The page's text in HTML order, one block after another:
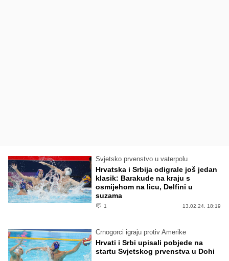
Svjetsko prvenstvo u vaterpolu
Hrvatska i Srbija odigrale još jedan
klasik: Barakude na kraju s
osmijehom na licu, Delfini u
suzama
1 13.02.24. 18:19
Crnogorci igraju protiv Amerike
Hrvati i Srbi upisali pobjede na
startu Svjetskog prvenstva u Dohi